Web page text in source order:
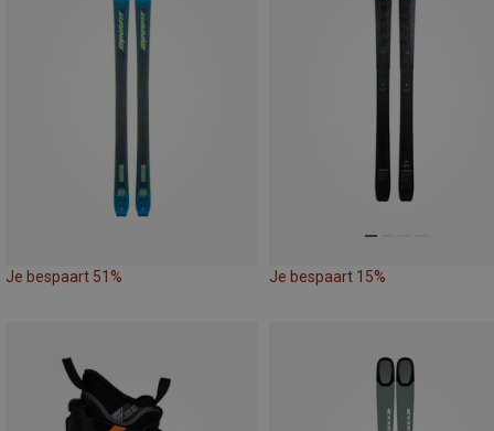
Je bespaart 51% Je bespaart 15%